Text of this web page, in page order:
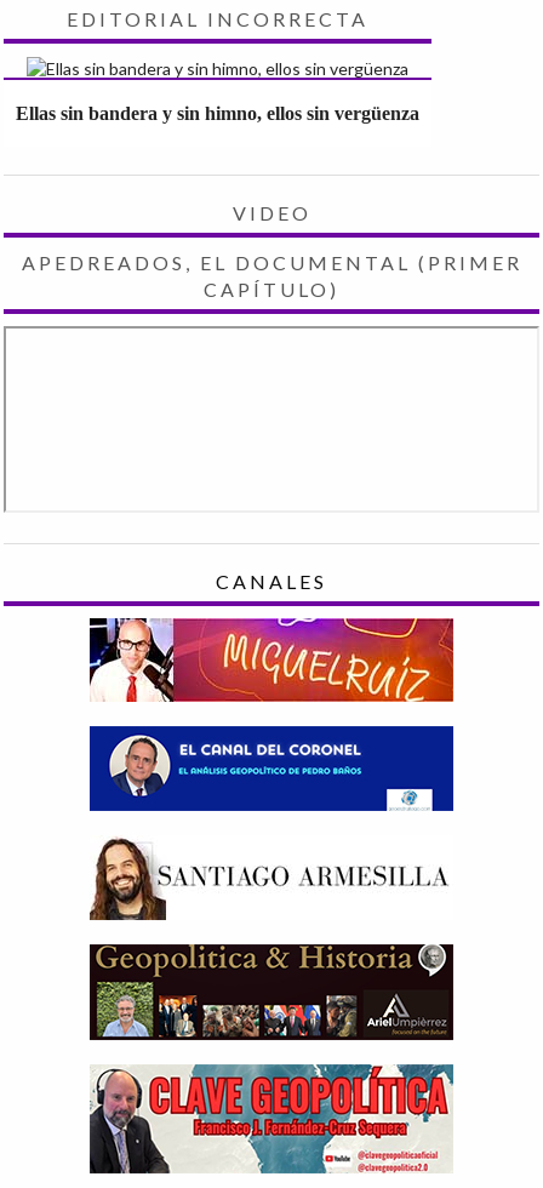
EDITORIAL INCORRECTA
Ellas sin bandera y sin himno, ellos sin vergüenza
VIDEO
APEDREADOS, EL DOCUMENTAL (PRIMER
CAPÍTULO)
CANALES